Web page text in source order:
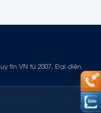
uy tín VN từ 2007. Đại diện